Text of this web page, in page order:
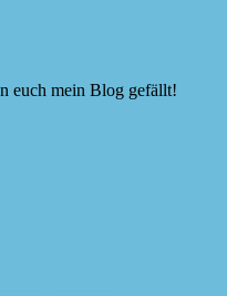
euch mein Blog gefällt!